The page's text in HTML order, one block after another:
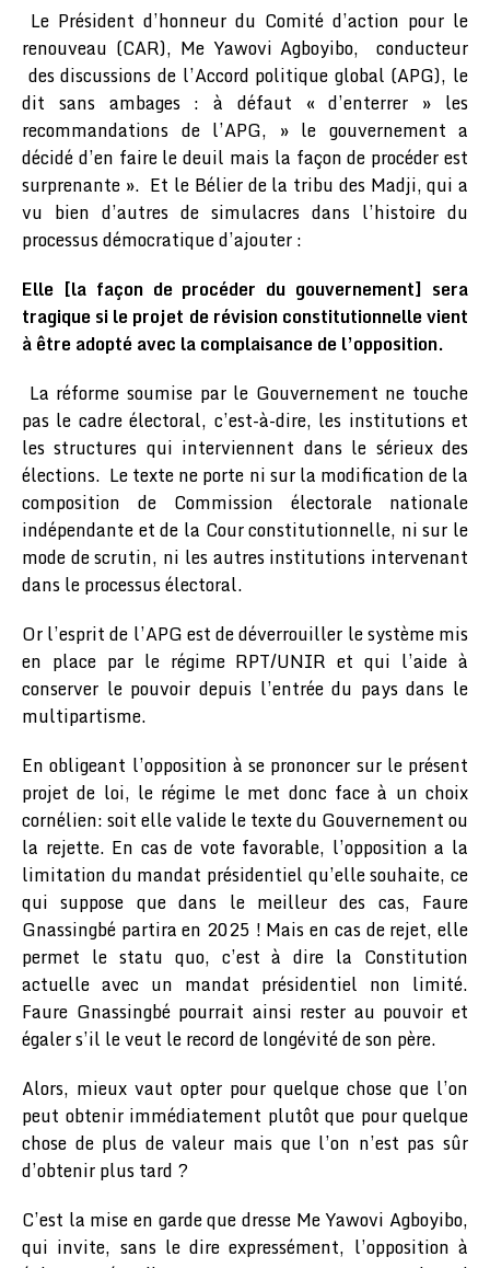
Le Président d’honneur du Comité d’action pour le
renouveau (CAR), Me Yawovi Agboyibo, conducteur
des discussions de l’Accord politique global (APG), le
dit sans ambages : à défaut « d’enterrer » les
recommandations de l’APG, » le gouvernement a
décidé d’en faire le deuil mais la façon de procéder est
surprenante ». Et le Bélier de la tribu des Madji, qui a
vu bien d’autres de simulacres dans l’histoire du
processus démocratique d’ajouter :
Elle [la façon de procéder du gouvernement] sera
tragique si le projet de révision constitutionnelle vient
à être adopté avec la complaisance de l’opposition.
La réforme soumise par le Gouvernement ne touche
pas le cadre électoral, c’est-à-dire, les institutions et
les structures qui interviennent dans le sérieux des
élections. Le texte ne porte ni sur la modification de la
composition de Commission électorale nationale
indépendante et de la Cour constitutionnelle, ni sur le
mode de scrutin, ni les autres institutions intervenant
dans le processus électoral.
Or l’esprit de l’APG est de déverrouiller le système mis
en place par le régime RPT/UNIR et qui l’aide à
conserver le pouvoir depuis l’entrée du pays dans le
multipartisme.
En obligeant l’opposition à se prononcer sur le présent
projet de loi, le régime le met donc face à un choix
cornélien: soit elle valide le texte du Gouvernement ou
la rejette. En cas de vote favorable, l’opposition a la
limitation du mandat présidentiel qu’elle souhaite, ce
qui suppose que dans le meilleur des cas, Faure
Gnassingbé partira en 2025 ! Mais en cas de rejet, elle
permet le statu quo, c’est à dire la Constitution
actuelle avec un mandat présidentiel non limité.
Faure Gnassingbé pourrait ainsi rester au pouvoir et
égaler s’il le veut le record de longévité de son père.
Alors, mieux vaut opter pour quelque chose que l’on
peut obtenir immédiatement plutôt que pour quelque
chose de plus de valeur mais que l’on n’est pas sûr
d’obtenir plus tard ?
C’est la mise en garde que dresse Me Yawovi Agboyibo,
qui invite, sans le dire expressément, l’opposition à